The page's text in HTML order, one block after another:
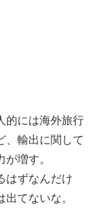
的には海外旅行
、輸出に関して
増す。
はずなんだけ
てないな。